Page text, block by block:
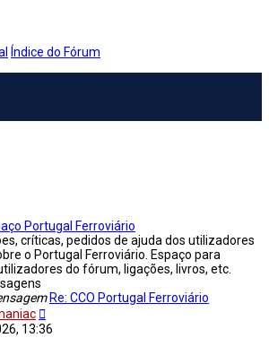
Índice do Fórum
Portugal Ferroviário
críticas, pedidos de ajuda dos utilizadores
o Portugal Ferroviário. Espaço para
do fórum, ligações, livros, etc.
Re: CCO Portugal Ferroviário
a
13:36